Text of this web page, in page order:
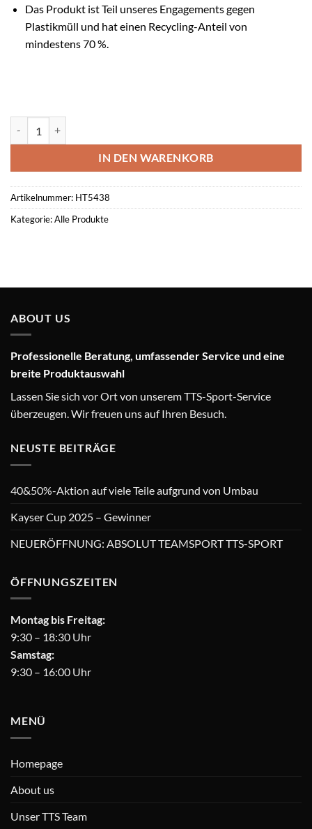
Das Produkt ist Teil unseres Engagements gegen
Plastikmüll und hat einen Recycling-Anteil von
mindestens 70 %.
IN DEN WARENKORB
Artikelnummer: HT5438
Kategorie:Alle Produkte
ABOUT US
Professionelle Beratung, umfassender Service und eine
breite Produktauswahl
Lassen Sie sich vor Ort von unserem TTS-Sport-Service
überzeugen. Wir freuen uns auf Ihren Besuch.
NEUSTE BEITRÄGE
40&50%-Aktion auf viele Teile aufgrund von Umbau
Kayser Cup 2025 – Gewinner
NEUERÖFFNUNG: ABSOLUT TEAMSPORT TTS-SPORT
ÖFFNUNGSZEITEN
Montag bis Freitag:
9:30 – 18:30 Uhr
Samstag:
9:30 – 16:00 Uhr
MENÜ
Homepage
About us
Unser TTS Team